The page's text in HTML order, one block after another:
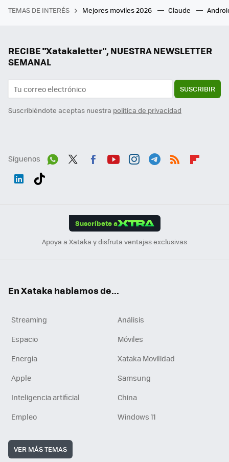
TEMAS DE INTERÉS Mejores moviles 2026 Claude
RECIBE "Xatakaletter", NUESTRA NEWSLETTER
SEMANAL
SUSCRIBIR
Suscribiéndote aceptas nuestra política de privacidad
Síguenos
Suscríbete a
Apoya a Xataka y disfruta ventajas exclusivas
En Xataka hablamos de...
Streaming
Análisis
Espacio
Móviles
Energía
Xataka Movilidad
Apple
Samsung
Inteligencia artificial
China
Empleo
Windows 11
VER MÁS TEMAS